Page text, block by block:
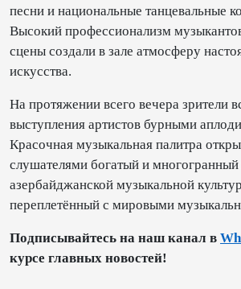
песни и национальные танцевальные
Высокий профессионализм
сцены создали в зале атмосферу
искусства.
На протяжении всего вечера зрители
выступления артистов бурными
Красочная музыкальная палитра
слушателями богатый и
азербайджанской музыкальной
переплетённый с мировыми
Подписывайтесь на наш канал в
курсе главных новостей!